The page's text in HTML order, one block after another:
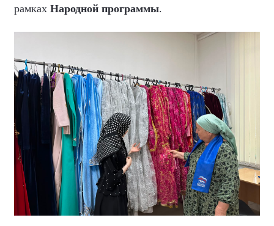
рамках Народной программы.